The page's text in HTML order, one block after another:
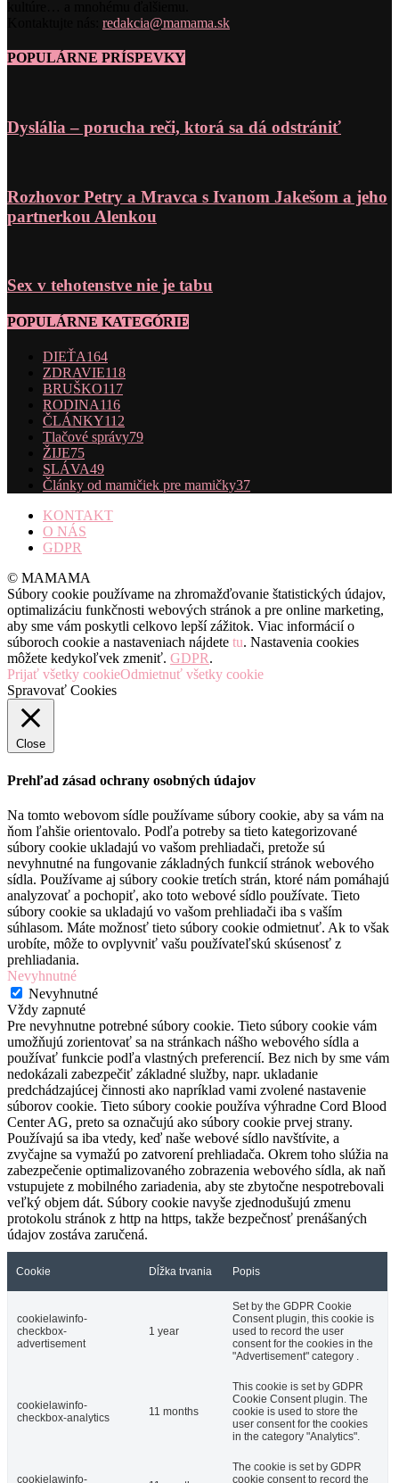
redakcia@mamama.sk
POPULÁRNE PRÍSPEVKY
Dyslália – porucha reči, ktorá sa dá odstrániť
Rozhovor Petry a Mravca s Ivanom Jakešom a jeho
partnerkou Alenkou
Sex v tehotenstve nie je tabu
POPULÁRNE KATEGÓRIE
DIEŤA164
ZDRAVIE118
BRUŠKO117
RODINA116
ČLÁNKY112
Tlačové správy79
ŽIJE75
SLÁVA49
Články od mamičiek pre mamičky37
KONTAKT
O NÁS
GDPR
© MAMAMA
Súbory cookie používame na zhromažďovanie štatistických údajov,
optimalizáciu funkčnosti webových stránok a pre online marketing,
aby sme vám poskytli celkovo lepší zážitok. Viac informácií o
súboroch cookie a nastaveniach nájdete tu. Nastavenia cookies
môžete kedykoľvek zmeniť. GDPR.
Prijať všetky cookieOdmietnuť všetky cookie
Spravovať Cookies
Close
Prehľad zásad ochrany osobných údajov
Na tomto webovom sídle používame súbory cookie, aby sa vám na
ňom ľahšie orientovalo. Podľa potreby sa tieto kategorizované
súbory cookie ukladajú vo vašom prehliadači, pretože sú
nevyhnutné na fungovanie základných funkcií stránok webového
sídla. Používame aj súbory cookie tretích strán, ktoré nám pomáhajú
analyzovať a pochopiť, ako toto webové sídlo používate. Tieto
súbory cookie sa ukladajú vo vašom prehliadači iba s vaším
súhlasom. Máte možnosť tieto súbory cookie odmietnuť. Ak to však
urobíte, môže to ovplyvniť vašu používateľskú skúsenosť z
prehliadania.
Nevyhnutné
Nevyhnutné
Vždy zapnuté
Pre nevyhnutne potrebné súbory cookie. Tieto súbory cookie vám
umožňujú zorientovať sa na stránkach nášho webového sídla a
používať funkcie podľa vlastných preferencií. Bez nich by sme vám
nedokázali zabezpečiť základné služby, napr. ukladanie
predchádzajúcej činnosti ako napríklad vami zvolené nastavenie
súborov cookie. Tieto súbory cookie používa výhradne Cord Blood
Center AG, preto sa označujú ako súbory cookie prvej strany.
Používajú sa iba vtedy, keď naše webové sídlo navštívite, a
zvyčajne sa vymažú po zatvorení prehliadača. Okrem toho slúžia na
zabezpečenie optimalizovaného zobrazenia webového sídla, ak naň
vstupujete z mobilného zariadenia, aby ste zbytočne nespotrebovali
veľký objem dát. Súbory cookie navyše zjednodušujú zmenu
protokolu stránok z http na https, takže bezpečnosť prenášaných
údajov zostáva zaručená.
Cookie Dĺžka trvania Popis
cookielawinfo-
checkbox-
advertisement
1 year
Set by the GDPR Cookie
Consent plugin, this cookie is
used to record the user
consent for the cookies in the
"Advertisement" category .
cookielawinfo-
checkbox-analytics
11 months
This cookie is set by GDPR
Cookie Consent plugin. The
cookie is used to store the
user consent for the cookies
in the category "Analytics".
cookielawinfo-
The cookie is set by GDPR
cookie consent to record the